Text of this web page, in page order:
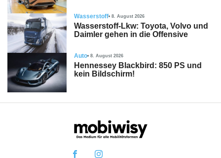
Wasserstoff 8. August 2026
Wasserstoff-Lkw: Toyota, Volvo und
Daimler gehen in die Offensive
Auto 8. August 2026
Hennessey Blackbird: 850 PS und
kein Bildschirm!